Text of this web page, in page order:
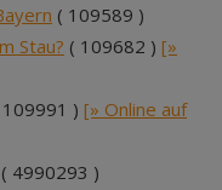
( 109589 )
Stau? ( 109682 ) [»
109991 ) [» Online auf
( 4990293 )